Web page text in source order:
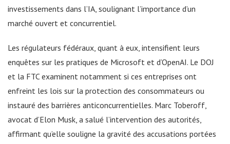
investissements dans l’IA, soulignant l’importance d’un
marché ouvert et concurrentiel.
Les régulateurs fédéraux, quant à eux, intensifient leurs
enquêtes sur les pratiques de Microsoft et d’OpenAI. Le DOJ
et la FTC examinent notamment si ces entreprises ont
enfreint les lois sur la protection des consommateurs ou
instauré des barrières anticoncurrentielles. Marc Toberoff,
avocat d’Elon Musk, a salué l’intervention des autorités,
affirmant qu’elle souligne la gravité des accusations portées